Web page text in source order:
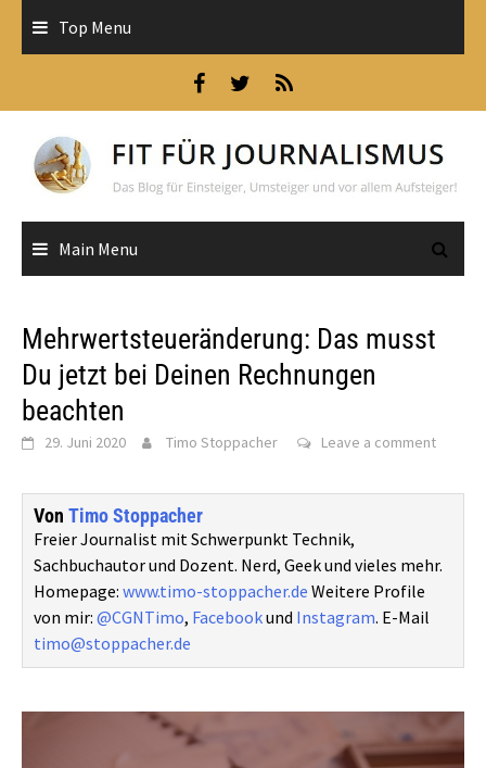
Top Menu
Main Menu
Mehrwertsteueränderung: Das musst
Du jetzt bei Deinen Rechnungen
beachten
29. Juni 2020 Timo Stoppacher Leave a comment
Von Timo Stoppacher
Freier Journalist mit Schwerpunkt Technik,
Sachbuchautor und Dozent. Nerd, Geek und vieles mehr.
Homepage: www.timo-stoppacher.de Weitere Profile
von mir: @CGNTimo, Facebookund Instagram. E-Mail
timo@stoppacher.de